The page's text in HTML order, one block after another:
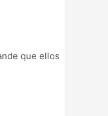
que ellos